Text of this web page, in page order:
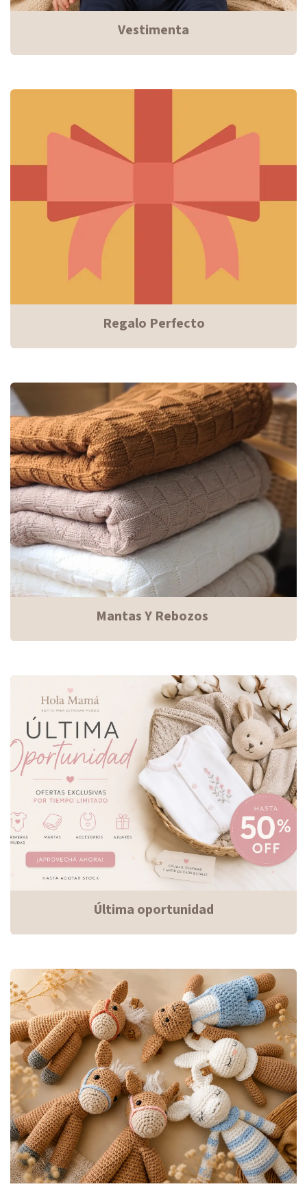
Vestimenta
Regalo Perfecto
Mantas Y Rebozos
Última oportunidad